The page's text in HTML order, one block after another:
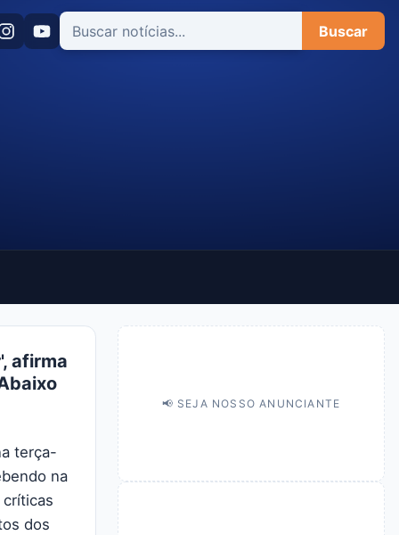
Buscar
afirma
terça-
na
dos
📢 SEJA NOSSO ANUNCIANTE